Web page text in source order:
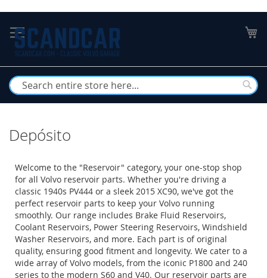
to
Content
Depósito
Welcome to the "Reservoir" category, your one-stop shop
for all Volvo reservoir parts. Whether you're driving a
classic 1940s PV444 or a sleek 2015 XC90, we've got the
perfect reservoir parts to keep your Volvo running
smoothly. Our range includes Brake Fluid Reservoirs,
Coolant Reservoirs, Power Steering Reservoirs, Windshield
Washer Reservoirs, and more. Each part is of original
quality, ensuring good fitment and longevity. We cater to a
wide array of Volvo models, from the iconic P1800 and 240
series to the modern S60 and V40. Our reservoir parts are